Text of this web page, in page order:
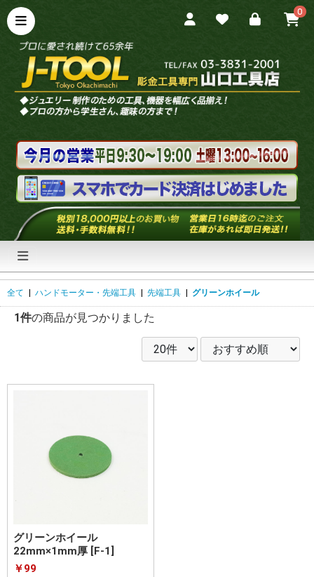
0
全て | ハンドモーター・先端工具 | 先端工具 | グリーンホイール
1件の商品が見つかりました
グリーンホイール
22mm×1mm厚 [F-1]
￥99